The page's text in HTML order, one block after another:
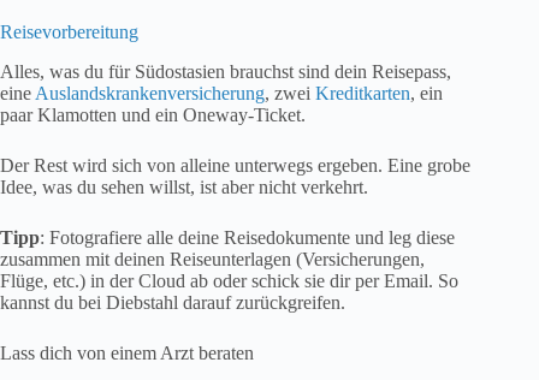
Reisevorbereitung
Alles, was du für Südostasien brauchst sind dein Reisepass,
eine Auslandskrankenversicherung, zwei Kreditkarten, ein
paar Klamotten und ein Oneway-Ticket.
Der Rest wird sich von alleine unterwegs ergeben. Eine grobe
Idee, was du sehen willst, ist aber nicht verkehrt.
Tipp: Fotografiere alle deine Reisedokumente und leg diese
zusammen mit deinen Reiseunterlagen (Versicherungen,
Flüge, etc.) in der Cloud ab oder schick sie dir per Email. So
kannst du bei Diebstahl darauf zurückgreifen.
Lass dich von einem Arzt beraten